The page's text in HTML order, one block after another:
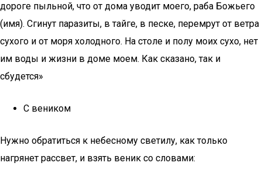
дороге пыльной, что от дома уводит моего, раба Божьего
(имя). Сгинут паразиты, в тайге, в песке, перемрут от ветра
сухого и от моря холодного. На столе и полу моих сухо, нет
им воды и жизни в доме моем. Как сказано, так и
сбудется»
С веником
Нужно обратиться к небесному светилу, как только
нагрянет рассвет, и взять веник со словами: